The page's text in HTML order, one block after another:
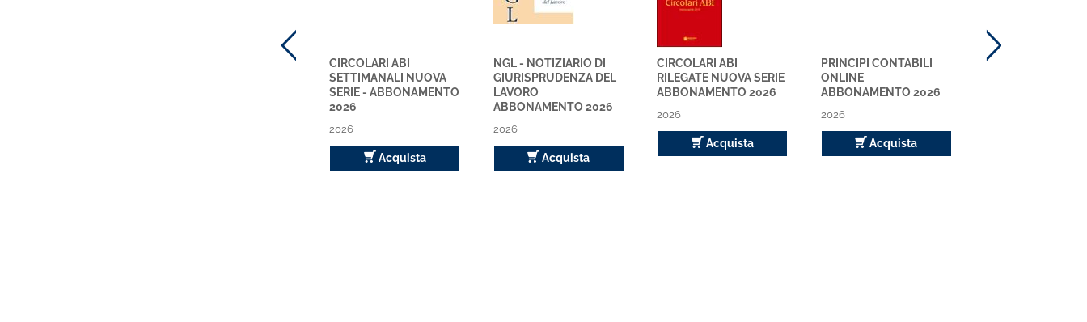
CIRCOLARI ABI
PRINCIPI CONTABILI
ONLINE
ABBONAMENTO 2026
2026
Acquista
CIRCOLARI ABI
RILEGATE NUOVA SERIE
ABBONAMENTO 2026
2026
Acquista
NGL - NOTIZIARIO DI
GIURISPRUDENZA DEL
LAVORO
ABBONAMENTO 2026
2026
Acquista
CIRCOLARI ABI
SETTIMANALI NUOVA
SERIE - ABBONAMENTO
2026
2026
Acquista